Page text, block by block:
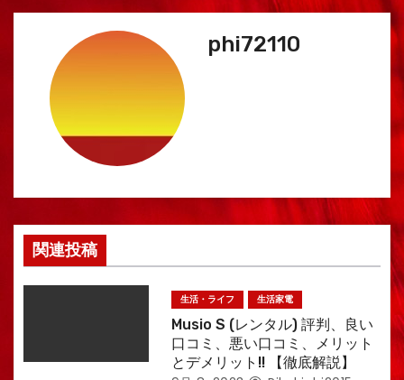
ゲ
シ
ョ
phi72110
関連投稿
生活・ライフ 生活家電
Musio S (レンタル) 評判、良い
口コミ、悪い口コミ、メリット
とデメリット!! 【徹底解説】